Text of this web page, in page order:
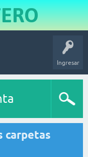
Ingresar
carpetas